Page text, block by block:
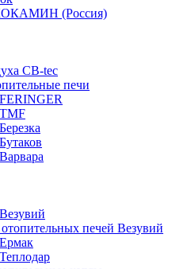
(Россия)
CB-tec
печи
печей Везувий